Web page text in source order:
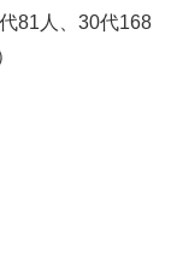
81人、30代168